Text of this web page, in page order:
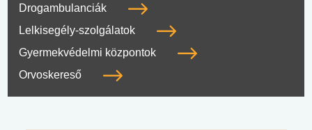
Drogambulanciák
Lelkisegély-szolgálatok
Gyermekvédelmi központok
Orvoskereső